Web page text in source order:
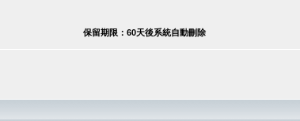
保留期限：60天後系統自動刪除